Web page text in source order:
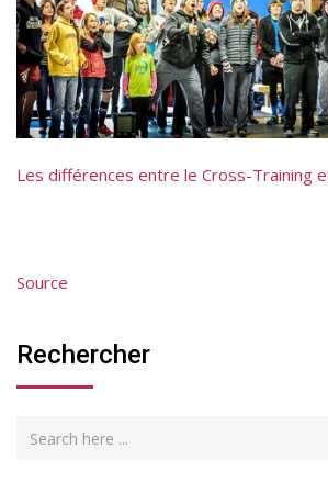
Les différences entre le Cross-Training
Source
Rechercher